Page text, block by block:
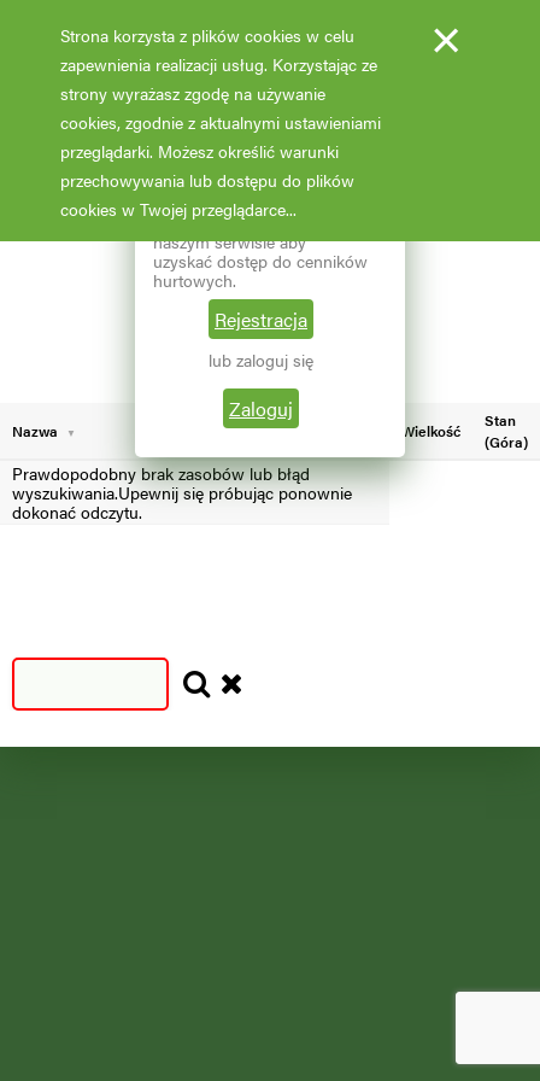
Reprezentujesz branżę
ogrodniczą? Zarejestruj się w
naszym serwisie aby
uzyskać dostęp do cenników
hurtowych.
Rejestracja
lub zaloguj się
Zaloguj
Fotooferta cenowa - hurt
Aktualizacja: 07.02.2026 godz: 02:03
Pokaż filtry
Wybierz grupę roślin
Wybierz nazwę rośliny
S
Aktualna liczba wyników: 16
Nazwa Wielkość
Stan
(Góra)
Prawdopodobny brak zasobów lub błąd
wyszukiwania.Upewnij się próbując ponownie
dokonać odczytu.
Strona korzysta z plików cookies w celu
zapewnienia realizacji usług. Korzystając ze
strony wyrażasz zgodę na używanie
cookies, zgodnie z aktualnymi ustawieniami
przeglądarki. Możesz określić warunki
przechowywania lub dostępu do plików
cookies w Twojej przeglądarce...
×